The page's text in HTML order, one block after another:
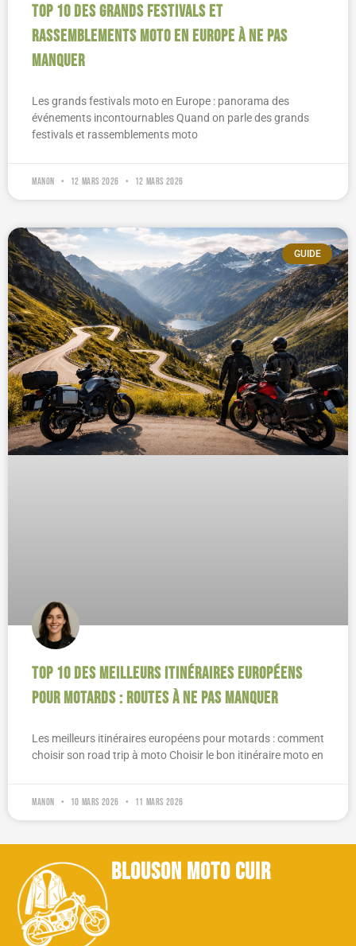
Top 10 des grands festivals et
rassemblements moto en Europe à ne pas
manquer
Les grands festivals moto en Europe : panorama des
événements incontournables Quand on parle des grands
festivals et rassemblements moto
Manon 12 mars 2026 12 mars 2026
GUIDE
Top 10 des meilleurs itinéraires européens
pour motards : routes à ne pas manquer
Les meilleurs itinéraires européens pour motards : comment
choisir son road trip à moto Choisir le bon itinéraire moto en
Manon 10 mars 2026 11 mars 2026
blouson moto cuir